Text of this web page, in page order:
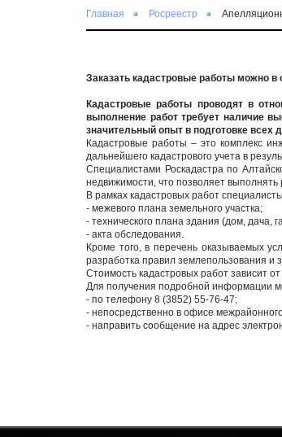
Главная Росреестр
Заказать кадастровые работы можно
Кадастровые работы проводят в
выполнение работ требует наличие
значительный опыт в подготовке всех
Кадастровые работы – это комплекс
дальнейшего кадастрового учета в
Специалистами Роскадастра по
недвижимости, что позволяет выполнять
В рамках кадастровых работ
- межевого плана земельного участка;
- технического плана здания (дом, дача,
- акта обследования.
Кроме того, в перечень оказываемых
разработка правил землепользования и
Стоимость кадастровых работ зависит
Для получения подробной информации
- по телефону 8 (3852) 55-76-47;
- непосредственно в офисе
- направить сообщение на адрес